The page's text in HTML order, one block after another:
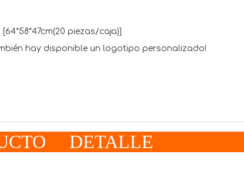
piezas/caja)]
hay disponible un logotipo personalizado!